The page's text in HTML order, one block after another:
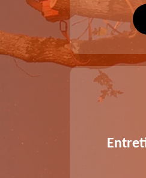
des
80
selon les
extérieur